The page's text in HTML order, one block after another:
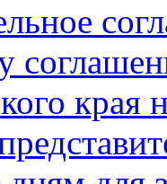
края